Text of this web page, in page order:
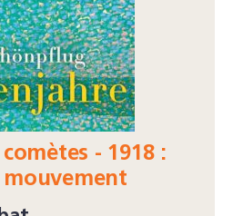
comètes - 1918 :